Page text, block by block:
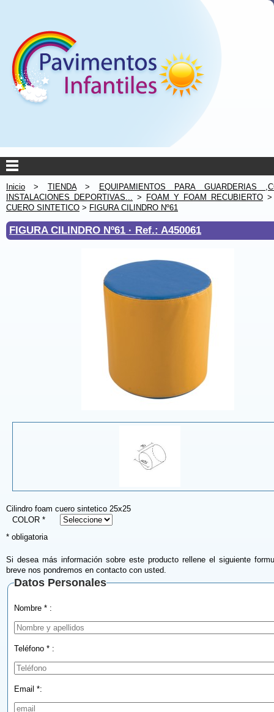
Inicio > TIENDA>
EQUIPAMIENTOS PARA GUARDERIAS
INSTALACIONES DEPORTIVAS... > FOAM Y FOAM RECUBIERTO
CUERO SINTETICO > FIGURA CILINDRO Nº61
FIGURA CILINDRO Nº61 · Ref.: A450061
Cilindro foam cuero sintetico 25x25
COLOR *
* obligatoria
Si desea más información sobre este producto rellene el siguiente
breve nos pondremos en contacto con usted.
Datos Personales
Nombre * :
Teléfono * :
Email *: